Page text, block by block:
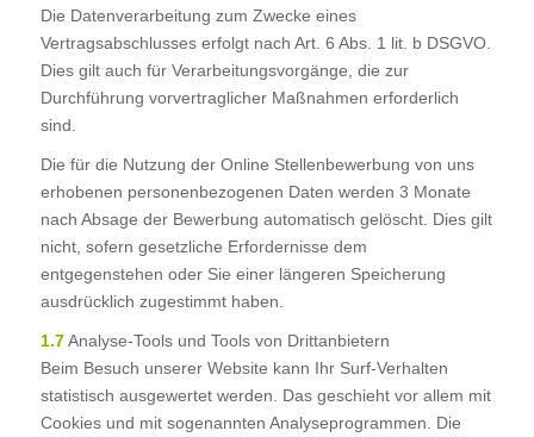
Die Datenverarbeitung zum Zwecke eines
Vertragsabschlusses erfolgt nach Art. 6 Abs. 1 lit. b DSGVO.
Dies gilt auch für Verarbeitungsvorgänge, die zur
Durchführung vorvertraglicher Maßnahmen erforderlich
sind.
Die für die Nutzung der Online Stellenbewerbung von uns
erhobenen personenbezogenen Daten werden 3 Monate
nach Absage der Bewerbung automatisch gelöscht. Dies gilt
nicht, sofern gesetzliche Erfordernisse dem
entgegenstehen oder Sie einer längeren Speicherung
ausdrücklich zugestimmt haben.
1.7Analyse-Tools und Tools von Drittanbietern
Beim Besuch unserer Website kann Ihr Surf-Verhalten
statistisch ausgewertet werden. Das geschieht vor allem mit
Cookies und mit sogenannten Analyseprogrammen. Die